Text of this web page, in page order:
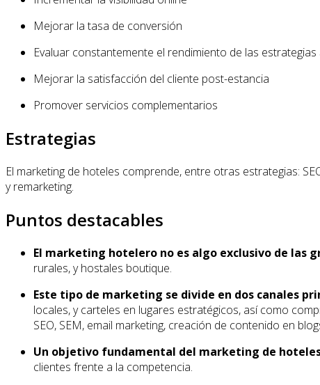
Mejorar la tasa de conversión
Evaluar constantemente el rendimiento de las estrategias
Mejorar la satisfacción del cliente post-estancia
Promover servicios complementarios
Estrategias
El marketing de hoteles comprende, entre otras estrategias:
y remarketing.
Puntos destacables
El marketing hotelero no es algo exclusivo de las
rurales, y hostales boutique.
Este tipo de marketing se divide en dos canales
locales, y carteles en lugares estratégicos, así como
SEO, SEM, email marketing, creación de contenido en
Un objetivo fundamental del marketing de
clientes frente a la competencia.